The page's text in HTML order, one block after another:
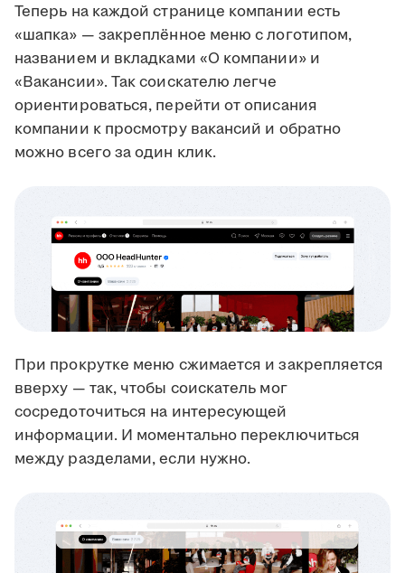
Теперь на каждой странице компании есть
«шапка» — закреплённое меню с логотипом,
названием и вкладками «О компании» и
«Вакансии». Так соискателю легче
ориентироваться, перейти от описания
компании к просмотру вакансий и обратно
можно всего за один клик.
При прокрутке меню сжимается и закрепляется
вверху — так, чтобы соискатель мог
сосредоточиться на интересующей
информации. И моментально переключиться
между разделами, если нужно.